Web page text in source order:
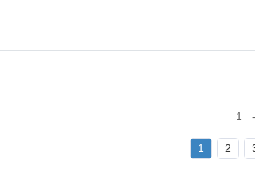
1
1 2